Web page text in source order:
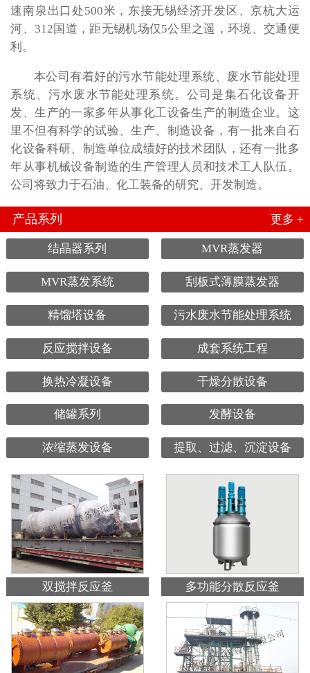
速南泉出口处500米，东接无锡经济开发区、京杭大运
河、312国道，距无锡机场仅5公里之遥，环境、交通便
利。
本公司有着好的污水节能处理系统、废水节能处理
系统、污水废水节能处理系统。公司是集石化设备开
发、生产的一家多年从事化工设备生产的制造企业。这
里不但有科学的试验、生产、制造设备，有一批来自石
化设备科研、制造单位成绩好的技术团队，还有一批多
年从事机械设备制造的生产管理人员和技术工人队伍。
公司将致力于石油、化工装备的研究、开发制造。
产品系列 更多 +
结晶器系列 MVR蒸发器
MVR蒸发系统 刮板式薄膜蒸发器
精馏塔设备 污水废水节能处理系统
反应搅拌设备 成套系统工程
换热冷凝设备 干燥分散设备
储罐系列 发酵设备
浓缩蒸发设备 提取、过滤、沉淀设备
双搅拌反应釜 多功能分散反应釜